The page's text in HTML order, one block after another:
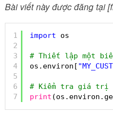
Bài viết này được đăng tại
1
2
3
4
5
6
7
import os
# Thiết lập một
os.environ[
# Kiểm tra giá trị
print